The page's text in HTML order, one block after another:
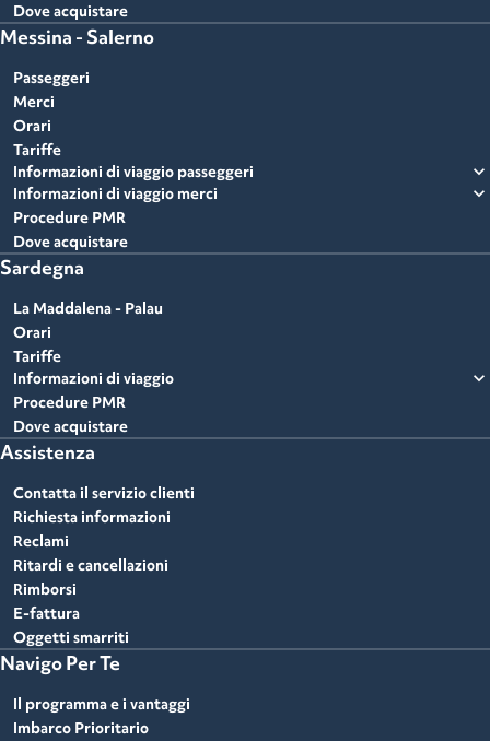
Dove acquistare
Messina - Salerno
Passeggeri
Merci
Orari
Tariffe
Informazioni di viaggio passeggeri
expand_more
Informazioni di viaggio merci expand_more
Procedure PMR
Dove acquistare
Sardegna
La Maddalena - Palau
Orari
Tariffe
Informazioni di viaggio
expand_more
Procedure PMR
Dove acquistare
Assistenza
Contatta il servizio clienti
Richiesta informazioni
Reclami
Ritardi e cancellazioni
Rimborsi
E-fattura
Oggetti smarriti
Navigo Per Te
Il programma e i vantaggi
Imbarco Prioritario